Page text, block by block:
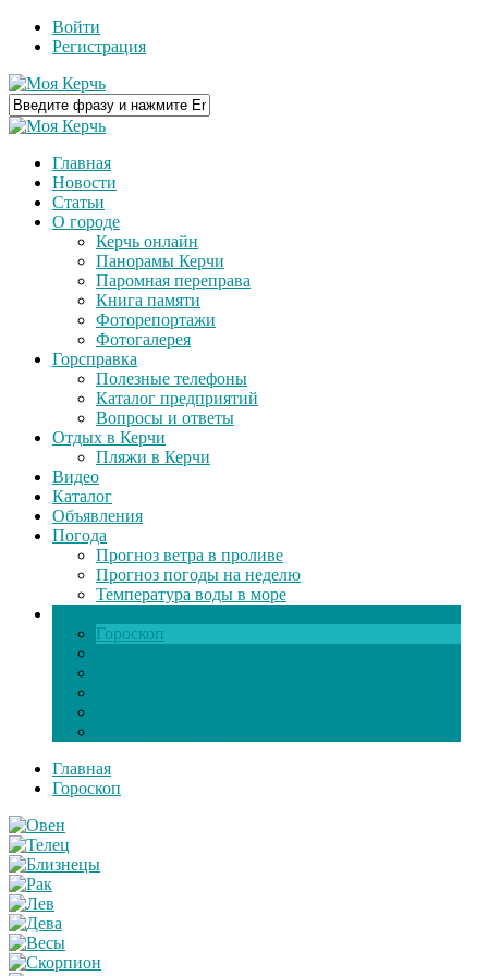
Войти
Регистрация
Главная
Новости
Статьи
О городе
Керчь онлайн
Панорамы Керчи
Паромная переправа
Книга памяти
Фоторепортажи
Фотогалерея
Горсправка
Полезные телефоны
Каталог предприятий
Вопросы и ответы
Отдых в Керчи
Пляжи в Керчи
Видео
Каталог
Объявления
Погода
Прогноз ветра в проливе
Прогноз погоды на неделю
Температура воды в море
Гороскоп
Главная
Гороскоп